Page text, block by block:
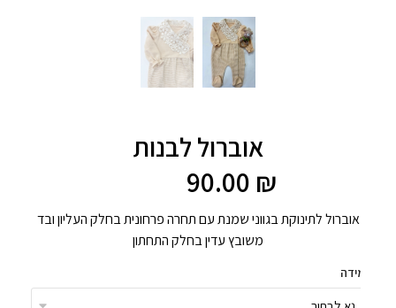
אוברול לבנות
90.00
אוברול לתינוקת בגווני שמנת עם תחרה פרחונית בחלק העליון ובד
משובץ עדין בחלק התחתון